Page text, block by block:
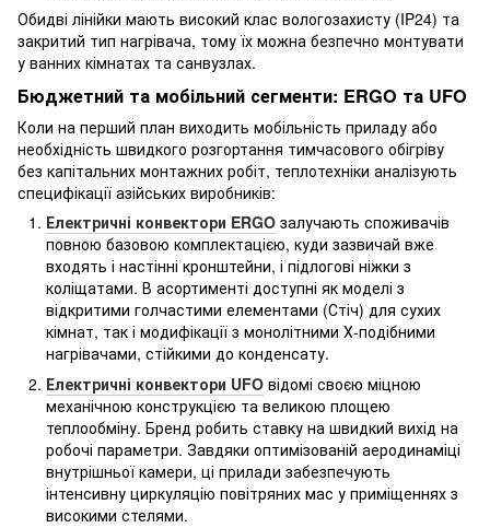
Обидві лінійки мають високий клас вологозахисту (IP24) та
закритий тип нагрівача, тому їх можна безпечно монтувати
у ванних кімнатах та санвузлах.
Бюджетний та мобільний сегменти: ERGO та UFO
Коли на перший план виходить мобільність приладу або
необхідність швидкого розгортання тимчасового обігріву
без капітальних монтажних робіт, теплотехніки аналізують
специфікації азійських виробників:
Електричні конвектори ERGO залучають споживачів
повною базовою комплектацією, куди зазвичай вже
входять і настінні кронштейни, і підлогові ніжки з
коліщатами. В асортименті доступні як моделі з
відкритими голчастими елементами (Стіч) для сухих
кімнат, так і модифікації з монолітними Х-подібними
нагрівачами, стійкими до конденсату.
Електричні конвектори UFO відомі своєю міцною
механічною конструкцією та великою площею
теплообміну. Бренд робить ставку на швидкий вихід на
робочі параметри. Завдяки оптимізованій аеродинаміці
внутрішньої камери, ці прилади забезпечують
інтенсивну циркуляцію повітряних мас у приміщеннях з
високими стелями.